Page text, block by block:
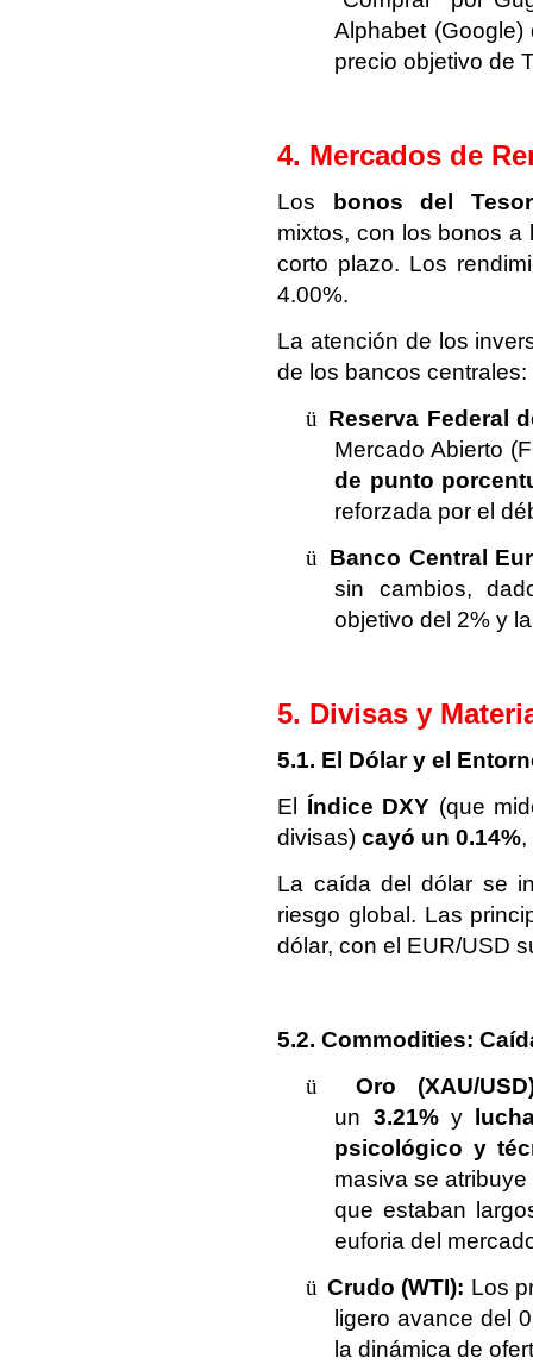
Alphabet
precio objetivo de
4. Mercados de
Los bonos del
mixtos, con los bonos a
corto plazo. Los
4.00%.
La atención de los
de los bancos centrales:
ü Reserva Federal
Mercado Abierto
de punto
reforzada por el
ü Banco Central
sin cambios,
objetivo del 2% y
5. Divisas y
5.1. El Dólar y el
El Índice DXY (que
divisas)cayó un 0.14%,
La caída del dólar se
riesgo global. Las
dólar, con el EUR/USD
5.2. Commodities:
ü
Oro (XAU/
un 3.21%y
psicológico y
masiva se
que estaban
euforia del
ü Crudo (WTI): Los
ligero avance del
la dinámica de